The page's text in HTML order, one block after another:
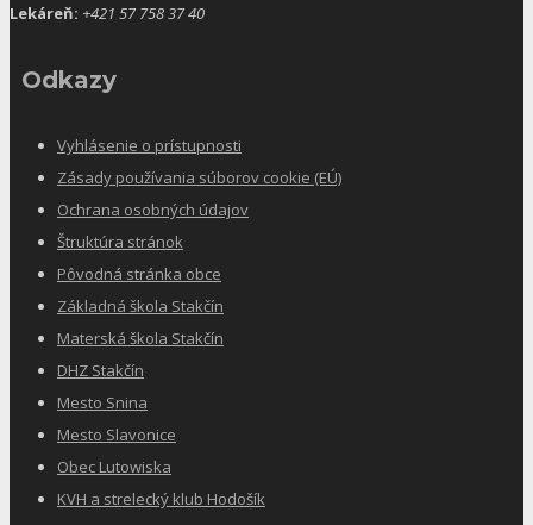
Lekáreň: +421 57 758 37 40
Odkazy
Vyhlásenie o prístupnosti
Zásady používania súborov cookie (EÚ)
Ochrana osobných údajov
Štruktúra stránok
Pôvodná stránka obce
Základná škola Stakčín
Materská škola Stakčín
DHZ Stakčín
Mesto Snina
Mesto Slavonice
Obec Lutowiska
KVH a strelecký klub Hodošík